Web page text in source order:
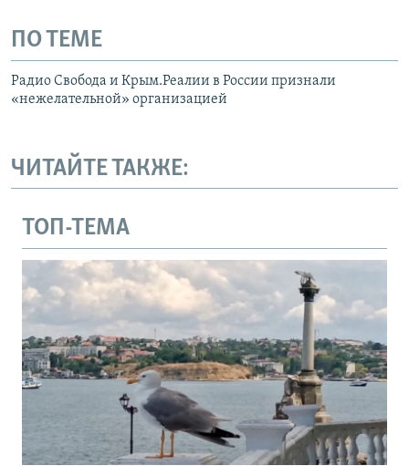
ПО ТЕМЕ
Радио Свобода и Крым.Реалии в России признали
«нежелательной» организацией
ЧИТАЙТЕ ТАКЖЕ:
ТОП-ТЕМА